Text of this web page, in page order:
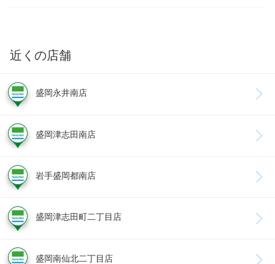
近くの店舗
盛岡永井南店
盛岡津志田南店
岩手盛岡都南店
盛岡津志田町二丁目店
盛岡南仙北二丁目店